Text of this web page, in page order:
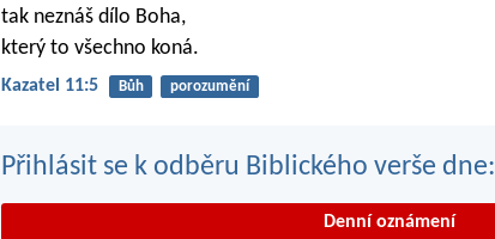
tak neznáš dílo Boha,
který to všechno koná.
Kazatel 11:5 Bůh porozumění
Přihlásit se k odběru Biblického verše dne:
Denní oznámení